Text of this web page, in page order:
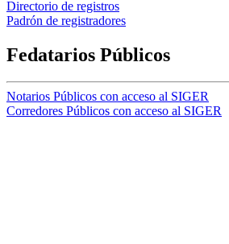
Directorio de registros
Padrón de registradores
Fedatarios Públicos
Notarios Públicos con acceso al SIGER
Corredores Públicos con acceso al SIGER